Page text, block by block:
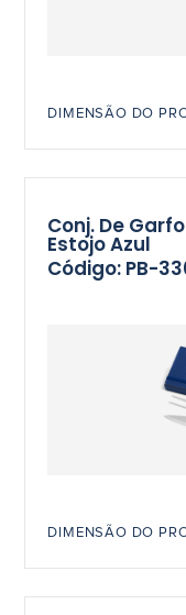
DIMENSÃO DO
Conj. De
Estojo Azul
Código: PB-
DIMENSÃO DO